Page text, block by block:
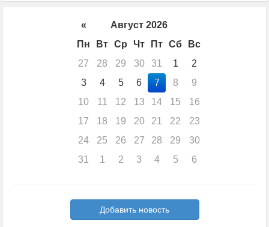
«
Август 2026
Пн
Вт Ср Чт Пт Сб
Вс
27
28 29 30 31 1
2
3
4 5 6 7 8
9
10
11 12 13 14 15
16
17
18 19 20 21 22
23
24
25 26 27 28 29
30
31
1 2 3 4 5 6
Добавить новость